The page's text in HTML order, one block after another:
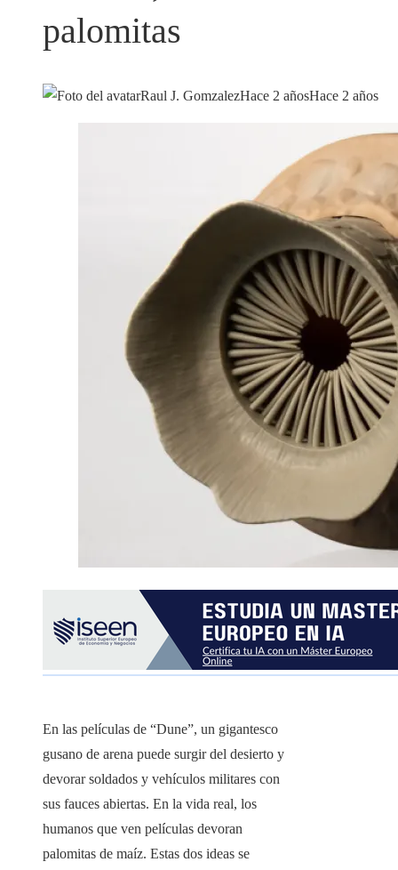
palomitas
Raul J. GomzalezHace 2 añosHace 2 años
En las películas de “Dune”, un gigantesco
gusano de arena puede surgir del desierto y
devorar soldados y vehículos militares con
sus fauces abiertas. En la vida real, los
humanos que ven películas devoran
palomitas de maíz. Estas dos ideas se